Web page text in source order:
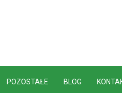
POZOSTAŁE BLOG